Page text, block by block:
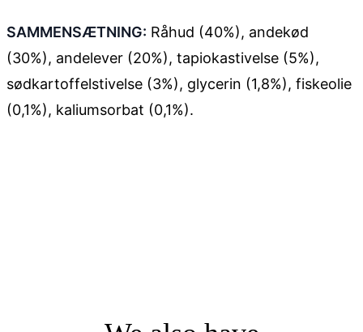
SAMMENSÆTNING: Råhud (40%), andekød
(30%), andelever (20%), tapiokastivelse (5%),
sødkartoffelstivelse (3%), glycerin (1,8%), fiskeolie
(0,1%), kaliumsorbat (0,1%).